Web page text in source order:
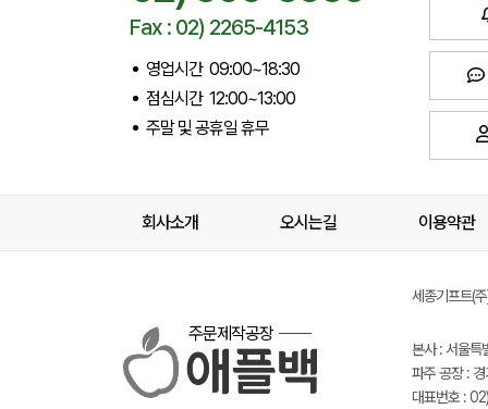
Fax : 02) 2265-4153
영업시간 09:00~18:30
점심시간 12:00~13:00
주말 및 공휴일 휴무
회사소개 오시는길 이용약관
주문제작공장
세종기프트(
본사 : 서울
파주 공장 :
대표번호 :